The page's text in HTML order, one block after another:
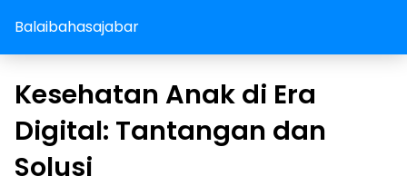
Balaibahasajabar
Kesehatan Anak di Era
Digital: Tantangan dan
Solusi